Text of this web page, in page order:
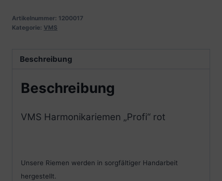
Artikelnummer: 1200017
Kategorie: VMS
Beschreibung
Beschreibung
VMS Harmonikariemen „Profi“ rot
Unsere Riemen werden in sorgfältiger Handarbeit
hergestellt.